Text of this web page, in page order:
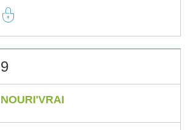
9
NOURI'VRAI